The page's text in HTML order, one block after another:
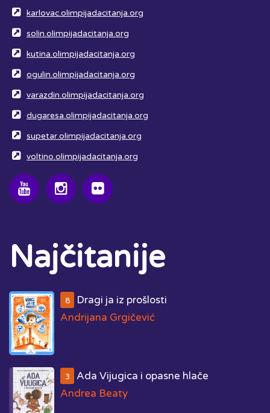
karlovac.olimpijadacitanja.org
solin.olimpijadacitanja.org
kutina.olimpijadacitanja.org
ogulin.olimpijadacitanja.org
varazdin.olimpijadacitanja.org
dugaresa.olimpijadacitanja.org
supetar.olimpijadacitanja.org
voltino.olimpijadacitanja.org
Najčitanije
8
Dragi ja iz prošlosti
Andrijana Grgičević
3
Ada Vijugica i opasne hlače
Andrea Beaty